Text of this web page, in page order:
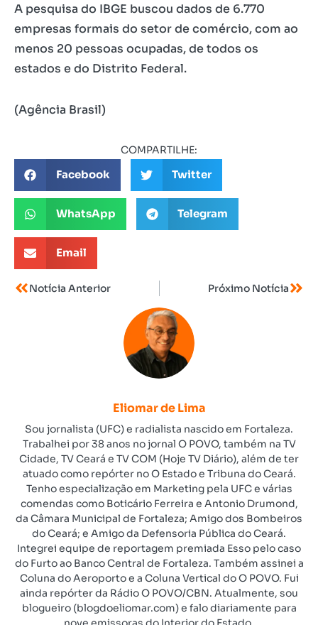
A pesquisa do IBGE buscou dados de 6.770
empresas formais do setor de comércio, com ao
menos 20 pessoas ocupadas, de todos os
estados e do Distrito Federal.
(Agência Brasil)
COMPARTILHE:
Facebook Twitter
WhatsApp Telegram
Email
Notícia Anterior Próximo Notícia
Eliomar de Lima
Sou jornalista (UFC) e radialista nascido em Fortaleza.
Trabalhei por 38 anos no jornal O POVO, também na TV
Cidade, TV Ceará e TV COM (Hoje TV Diário), além de ter
atuado como repórter no O Estado e Tribuna do Ceará.
Tenho especialização em Marketing pela UFC e várias
comendas como Boticário Ferreira e Antonio Drumond,
da Câmara Municipal de Fortaleza; Amigo dos Bombeiros
do Ceará; e Amigo da Defensoria Pública do Ceará.
Integrei equipe de reportagem premiada Esso pelo caso
do Furto ao Banco Central de Fortaleza. Também assinei a
Coluna do Aeroporto e a Coluna Vertical do O POVO. Fui
ainda repórter da Rádio O POVO/CBN. Atualmente, sou
blogueiro (blogdoeliomar.com) e falo diariamente para